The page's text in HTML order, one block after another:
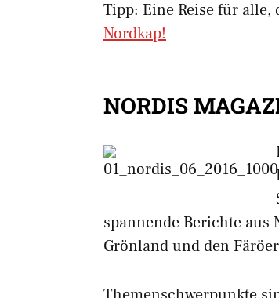
Tipp: Eine Reise für alle,
Nordkap!
NORDIS
spannende Berichte aus
Grönland und den